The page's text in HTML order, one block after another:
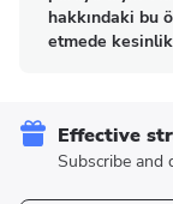
hakkındaki bu
etmede
Effective
Subscribe and